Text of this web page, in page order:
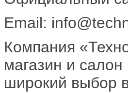
Email:
Компания
магазин и
широкий выбор